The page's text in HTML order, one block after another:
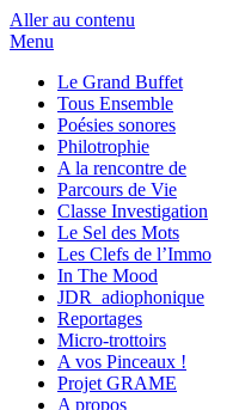
Aller au contenu
Menu
Le Grand Buffet
Tous Ensemble
Poésies sonores
Philotrophie
A la rencontre de
Parcours de Vie
Classe Investigation
Le Sel des Mots
Les Clefs de l’Immo
In The Mood
JDR_adiophonique
Reportages
Micro-trottoirs
A vos Pinceaux !
Projet GRAME
A propos